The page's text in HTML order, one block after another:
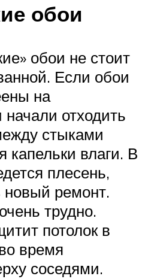
обои
обои не стоит
Если обои
на
отходить
стыками
капельки влаги. В
плесень,
новый ремонт.
трудно.
потолок в
время
соседями.